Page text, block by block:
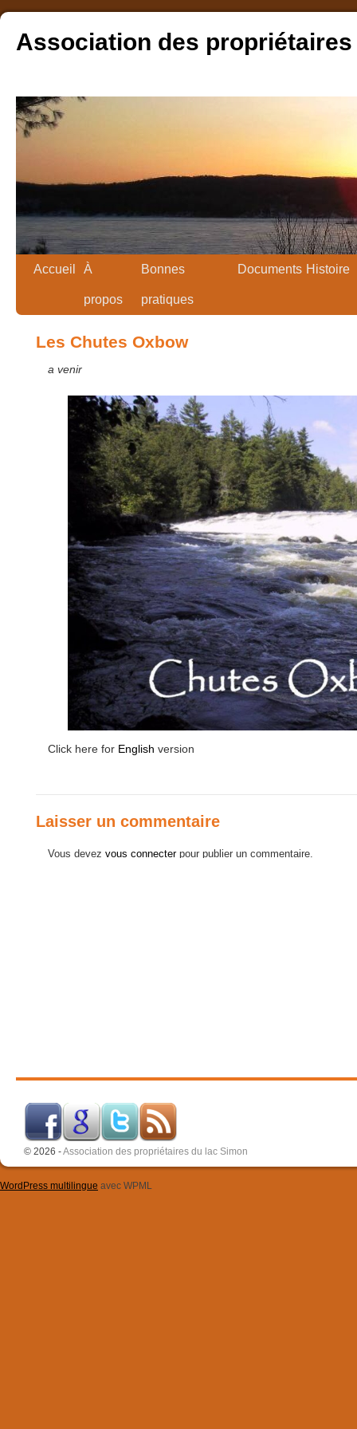
Association des
Accueil À
propos
Bonnes
pratiques
Documents Histoire
Les Chutes Oxbow
a venir
Click here for English version
Laisser un commentaire
Vous devez vous connecterpour publier un commentaire.
© 2026 -Association des propriétaires du lac Simon
WordPress multilingue avec WPML